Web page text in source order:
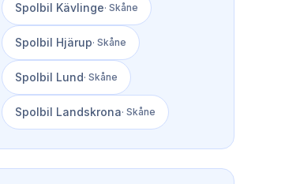
Spolbil Kävlinge· Skåne
Spolbil Hjärup· Skåne
Spolbil Lund· Skåne
Spolbil Landskrona· Skåne